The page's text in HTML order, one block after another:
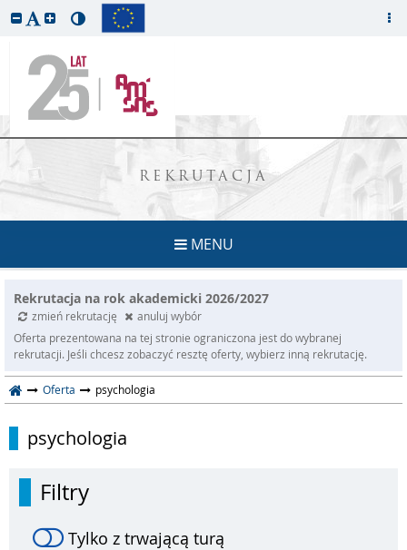
REKRUTACJA
MENU
Rekrutacja na rok akademicki 2026/2027
zmień rekrutację
anuluj wybór
Oferta prezentowana na tej stronie ograniczona jest do wybranej
rekrutacji. Jeśli chcesz zobaczyć resztę oferty, wybierz inną rekrutację.
Oferta psychologia
psychologia
Filtry
Tylko z trwającą turą